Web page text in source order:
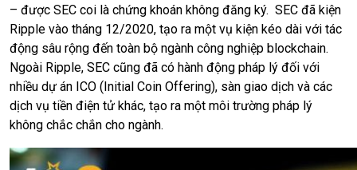
– được SEC coi là chứng khoán không đăng ký. SEC đã kiện
Ripple vào tháng 12/2020, tạo ra một vụ kiện kéo dài với tác
động sâu rộng đến toàn bộ ngành công nghiệp blockchain.
Ngoài Ripple, SEC cũng đã có hành động pháp lý đối với
nhiều dự án ICO (Initial Coin Offering), sàn giao dịch và các
dịch vụ tiền điện tử khác, tạo ra một môi trường pháp lý
không chắc chắn cho ngành.